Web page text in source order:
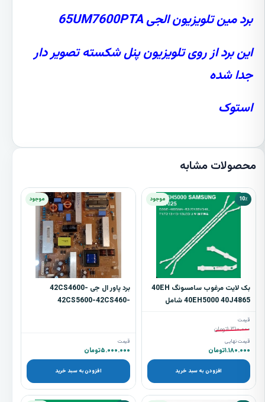
برد مین تلویزیون الجی 65UM7600PTA
این برد از روی تلویزیون پنل شکسته تصویر دار
جدا شده
استوک
محصولات مشابه
10٪ موجود
بک لایت مرغوب سامسونگ 40EH
40EH5000 40J4865 شامل
قیمت
۱.۳۱۰.۰۰۰تومان
قیمت نهایی
۱.۱۸۰.۰۰۰تومان
افزودن به سبد خرید
موجود
برد پاور ال جی 42CS4600-
42CS5600-42CS460-
قیمت
۵.۰۰۰.۰۰۰تومان
افزودن به سبد خرید